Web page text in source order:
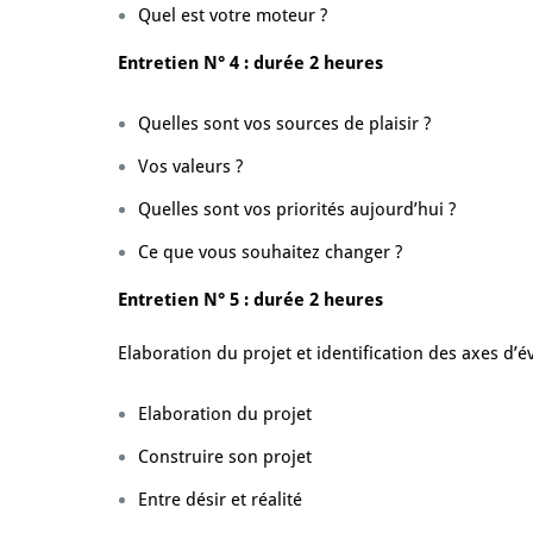
Quel est votre moteur ?
Entretien N° 4 : durée 2 heures
Quelles sont vos sources de plaisir ?
Vos valeurs ?
Quelles sont vos priorités aujourd’hui ?
Ce que vous souhaitez changer ?
Entretien N° 5 : durée 2 heures
Elaboration du projet et identification des axes
Elaboration du projet
Construire son projet
Entre désir et réalité